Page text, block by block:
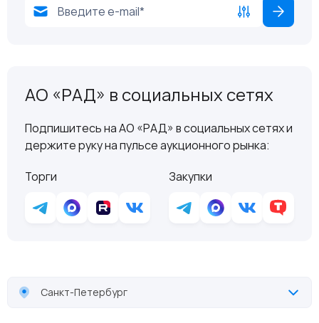
АО «РАД» в социальных сетях
Подпишитесь на АО «РАД» в социальных сетях и
держите руку на пульсе аукционного рынка:
Торги
Закупки
Санкт-Петербург